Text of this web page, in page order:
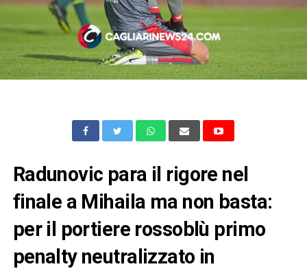
Radunovic para il rigore nel
finale a Mihaila ma non basta:
per il portiere rossoblù primo
penalty neutralizzato in